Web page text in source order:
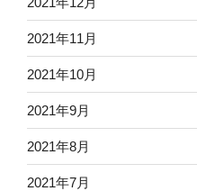
2021年11月
2021年10月
2021年9月
2021年8月
2021年7月